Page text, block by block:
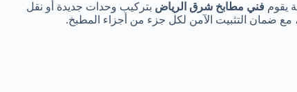
يقوم فني مطابخ شرق الرياض بتركيب وحدات جديدة أو نقل
مع ضمان التثبيت الآمن لكل جزء من أجزاء المطبخ.